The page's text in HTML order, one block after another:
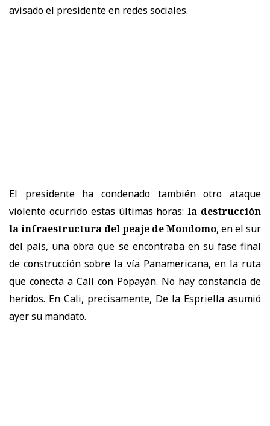
avisado el presidente en redes sociales.
El presidente ha condenado también otro ataque
violento ocurrido estas últimas horas:la destrucción
la infraestructura del peaje de Mondomo, en el sur
del país, una obra que se encontraba en su fase final
de construcción sobre la vía Panamericana, en la ruta
que conecta a Cali con Popayán. No hay constancia de
heridos. En Cali, precisamente, De la Espriella asumió
ayer su mandato.